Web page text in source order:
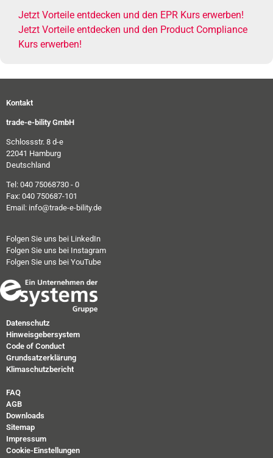
Jetzt Vorteile entdecken und den EPR Kurs erwerben!
Jetzt Vorteile entdecken und den Product Compliance
Kurs erwerben!
Kontakt
trade-e-bility GmbH
Schlossstr. 8 d-e
22041 Hamburg
Deutschland
Tel: 040 75068730 - 0
Fax: 040 750687-101
Email: info@trade-e-bility.de
Folgen Sie uns bei LinkedIn
Folgen Sie uns bei Instagram
Folgen Sie uns bei YouTube
Datenschutz
Hinweisgebersystem
Code of Conduct
Grundsatzerklärung
Klimaschutzbericht
FAQ
AGB
Downloads
Sitemap
Impressum
Cookie-Einstellungen